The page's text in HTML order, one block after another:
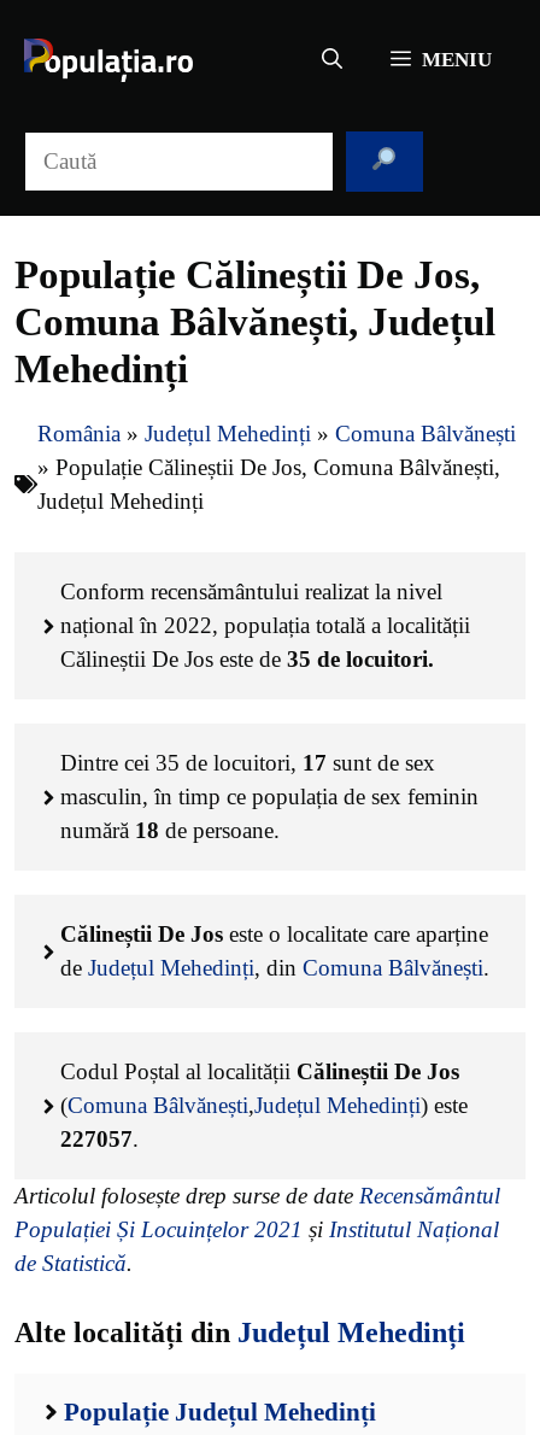
conținut
MENIU
Populație Călineștii De Jos,
Comuna Bâlvănești, Județul
Mehedinți
România » Județul Mehedinți » Comuna Bâlvănești
» Populație Călineștii De Jos, Comuna Bâlvănești,
Județul Mehedinți
Conform recensământului realizat la nivel
național în 2022, populația totală a localității
Călineștii De Jos este de 35 de locuitori.
Dintre cei 35 de locuitori, 17 sunt de sex
masculin, în timp ce populația de sex feminin
numără 18 de persoane.
Călineștii De Jos este o localitate care aparține
de Județul Mehedinți, din Comuna Bâlvănești.
Codul Poștal al localității Călineștii De Jos
(Comuna Bâlvănești,Județul Mehedinți) este
227057.
Articolul folosește drep surse de date Recensământul
Populației Și Locuințelor 2021 și Institutul Național
de Statistică.
Alte localități din Județul Mehedinți
Populație Județul Mehedinți